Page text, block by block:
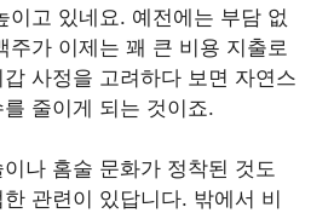
이고 있네요. 예전에는 부담 없
주가 이제는 꽤 큰 비용 지출로
사정을 고려하다 보면 자연스
줄이게 되는 것이죠.
나 홈술 문화가 정착된 것도
관련이 있답니다. 밖에서 비